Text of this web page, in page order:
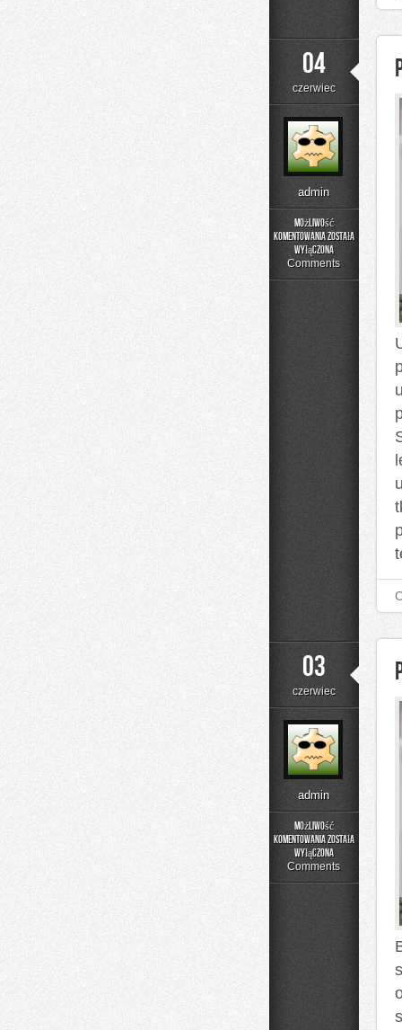
04
czerwiec
admin
Możliwość
komentowania
Poradnik
Prania
została
wyłączona
Comments
03
czerwiec
admin
Możliwość
komentowania
Poradnik
Rodzica
została
wyłączona
Comments